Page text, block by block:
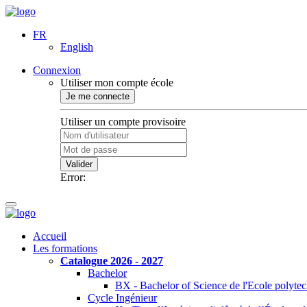
FR
English
Connexion
Utiliser mon compte école
Je me connecte
Utiliser un compte provisoire
Valider
Error:
Accueil
Les formations
Catalogue 2026 - 2027
Bachelor
BX - Bachelor of Science de l'Ecole
Cycle Ingénieur